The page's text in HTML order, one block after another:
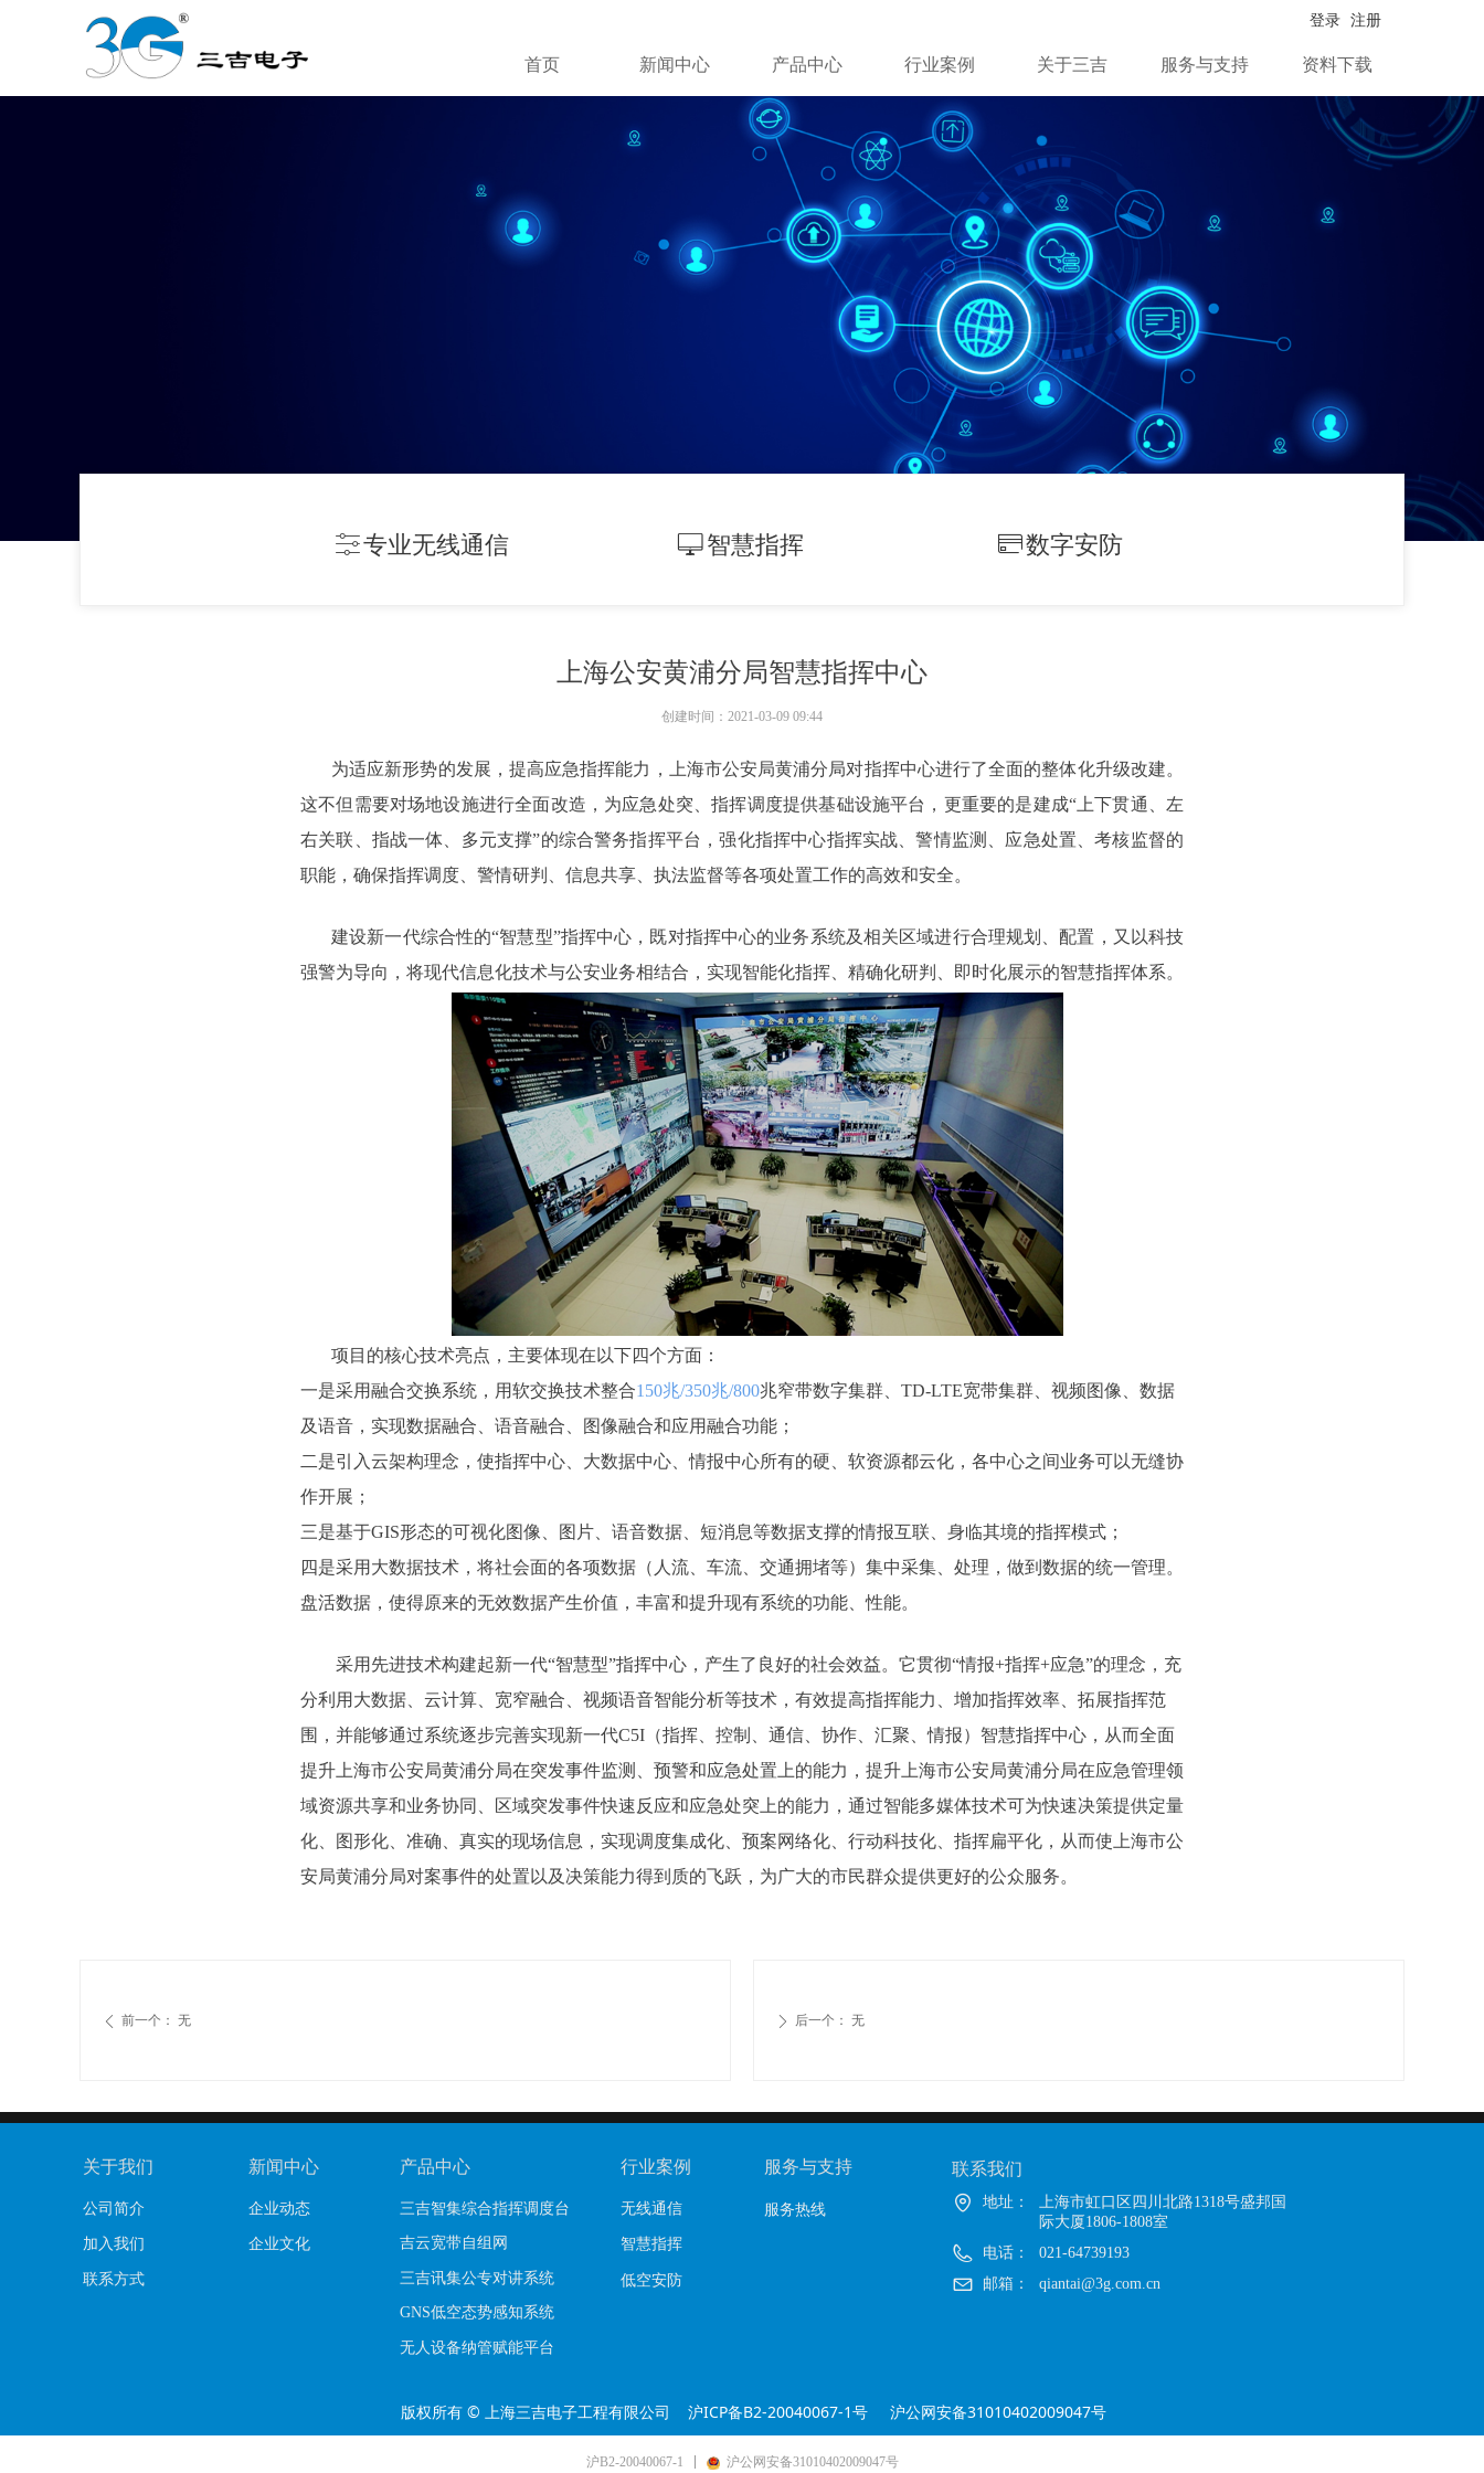
首页 新闻中心 产品中心 行业案例 关于三吉 服务与支持 资料下载
登录 注册
上海公安黄浦分局智慧指挥中心
创建时间： 2021-03-09 09:44
为适应新形势的发展，提高应急指挥能力，上海市公安局黄浦分局对指挥中心进行了全面的整体化升级改建。
这不但需要对场地设施进行全面改造，为应急处突、指挥调度提供基础设施平台，更重要的是建成“上下贯通、左
右关联、指战一体、多元支撑”的综合警务指挥平台，强化指挥中心指挥实战、警情监测、应急处置、考核监督的
职能，确保指挥调度、警情研判、信息共享、执法监督等各项处置工作的高效和安全。
建设新一代综合性的“智慧型”指挥中心，既对指挥中心的业务系统及相关区域进行合理规划、配置，又以科技
强警为导向，将现代信息化技术与公安业务相结合，实现智能化指挥、精确化研判、即时化展示的智慧指挥体系。
项目的核心技术亮点，主要体现在以下四个方面：
一是采用融合交换系统，用软交换技术整合150兆/350兆/800兆窄带数字集群、TD-LTE宽带集群、视频图像、数据
及语音，实现数据融合、语音融合、图像融合和应用融合功能；
二是引入云架构理念，使指挥中心、大数据中心、情报中心所有的硬、软资源都云化，各中心之间业务可以无缝协
作开展；
三是基于GIS形态的可视化图像、图片、语音数据、短消息等数据支撑的情报互联、身临其境的指挥模式；
四是采用大数据技术，将社会面的各项数据（人流、车流、交通拥堵等）集中采集、处理，做到数据的统一管理。
盘活数据，使得原来的无效数据产生价值，丰富和提升现有系统的功能、性能。
采用先进技术构建起新一代“智慧型”指挥中心，产生了良好的社会效益。它贯彻“情报+指挥+应急”的理念，充
分利用大数据、云计算、宽窄融合、视频语音智能分析等技术，有效提高指挥能力、增加指挥效率、拓展指挥范
围，并能够通过系统逐步完善实现新一代C5I（指挥、控制、通信、协作、汇聚、情报）智慧指挥中心，从而全面
提升上海市公安局黄浦分局在突发事件监测、预警和应急处置上的能力，提升上海市公安局黄浦分局在应急管理领
域资源共享和业务协同、区域突发事件快速反应和应急处突上的能力，通过智能多媒体技术可为快速决策提供定量
化、图形化、准确、真实的现场信息，实现调度集成化、预案网络化、行动科技化、指挥扁平化，从而使上海市公
安局黄浦分局对案事件的处置以及决策能力得到质的飞跃，为广大的市民群众提供更好的公众服务。
ꄴ 前一个： 无 ꄲ 后一个： 无
ꀒ专业无线通信 ꀖ智慧指挥 ꀔ数字安防
关于我们
公司简介
加入我们
联系方式
企业动态
企业文化
新闻中心 产品中心 行业案例 服务与支持
三吉智集综合指挥调度台
吉云宽带自组网
三吉讯集公专对讲系统
GNS低空态势感知系统
无人设备纳管赋能平台
无线通信
智慧指挥
低空安防
服务热线
联系我们
地址：
上海市虹口区四川北路1318号盛邦国
际大厦1806-1808室
电话：
021-64739193
邮箱：
qiantai@3g.com.cn
版权所有 © 上海三吉电子工程有限公司 沪ICP备B2-20040067-1号 沪公网安备31010402009047号
沪B2-20040067-1 沪公网安备31010402009047号